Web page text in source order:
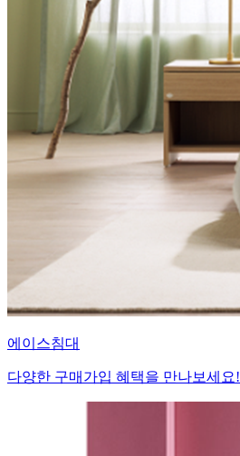
에이스침대
다양한 구매가입 혜택을 만나보세요!